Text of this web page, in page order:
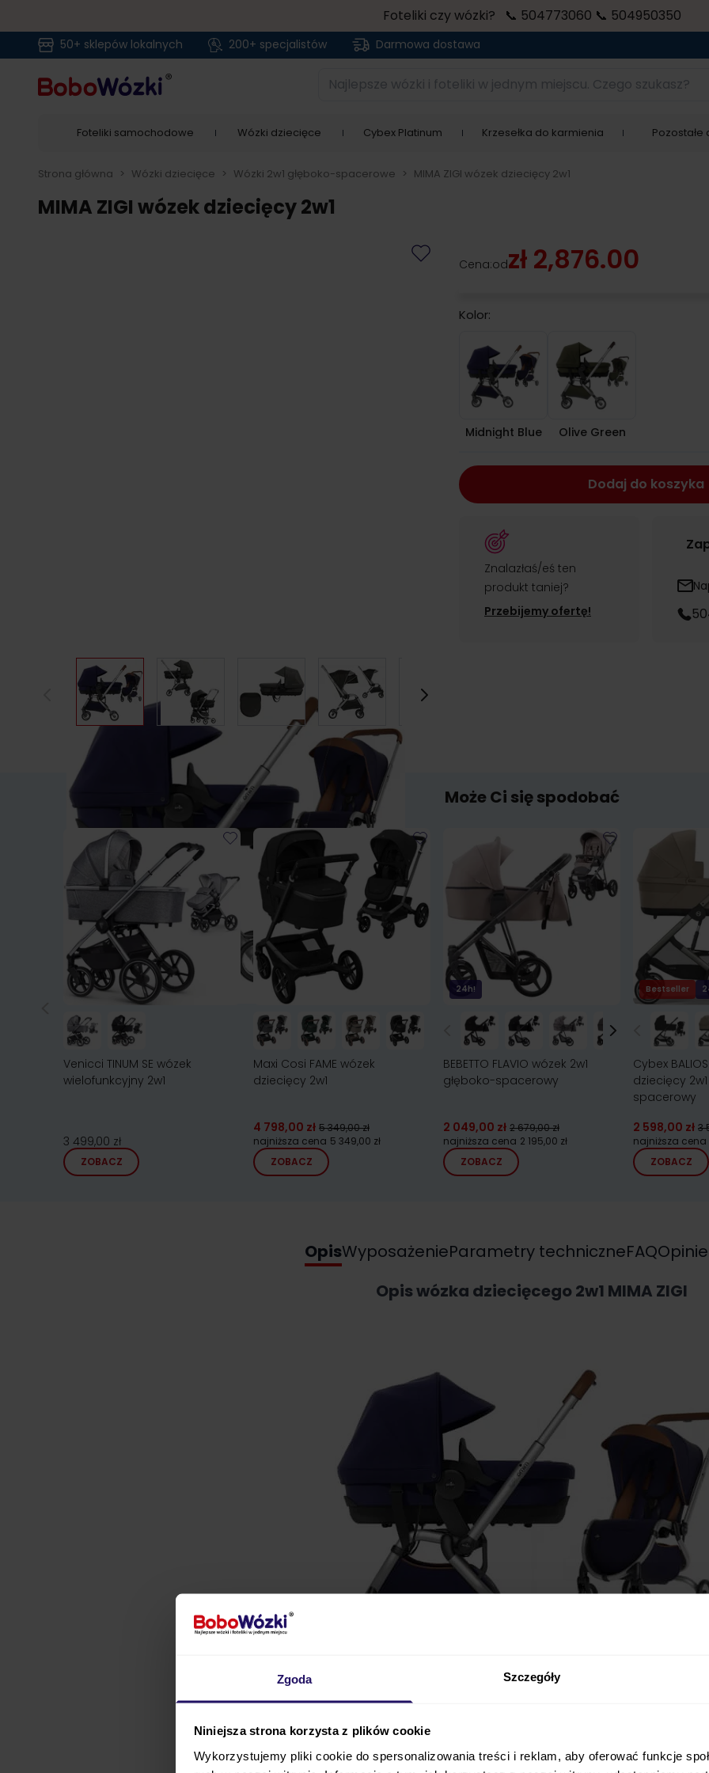
Zgoda Szczegóły
Niniejsza strona korzysta z plików cookie
Wykorzystujemy pliki cookie do spersonalizowania treści i reklam, aby oferować funkcje
Foteliki czy wózki? 📞 504773060 📞 504950350
50+ sklepów lokalnych 200+ specjalistów Darmowa dostawa
Najlepsze wózki i foteliki w jednym miejscu. Czego szukasz?
Foteliki samochodowe Wózki dziecięce Cybex Platinum Krzesełka do karmienia Pozostałe
Strona główna > Wózki dziecięce > Wózki 2w1 głęboko-spacerowe > MIMA ZIGI wózek dziecięcy 2w1
MIMA ZIGI wózek dziecięcy 2w1
Cena:odzł 2,876.00
Kolor:
Midnight Blue
Midnight Blue
Olive Green
Olive Green
Dodaj do koszyka
Znalazłaś/eś ten
produkt taniej?
Przebijemy ofertę!
Może Ci się spodobać
Venicci TINUM SE wózek
wielofunkcyjny 2w1
3 499,00 zł
ZOBACZ
Maxi Cosi FAME wózek
dziecięcy 2w1
4 798,00 zł 5 349,00 zł
najniższa cena 5 349,00 zł
ZOBACZ
24h!
BEBETTO FLAVIO wózek 2w1
głęboko-spacerowy
2 049,00 zł 2 679,00 zł
najniższa cena 2 195,00 zł
ZOBACZ
Bestseller
Cybex
dziecięcy
spacerowy
2 598,00 zł 3
najniższa cena
ZOBACZ
Opis
Opis wózka dziecięcego 2w1 MIMA ZIGI
MIMA ZIGIto wózekgłęboko-spacerowy
do miejskiego trybu życia, ale jest też wyjątkowo praktyczny i komfortowy.
WyposażenieParametry techniczneFAQOpinie